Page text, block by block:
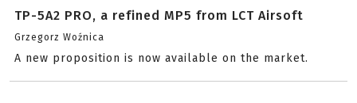
TP-5A2 PRO, a refined MP5 from LCT Airsoft
Grzegorz Woźnica
A new proposition is now available on the market.